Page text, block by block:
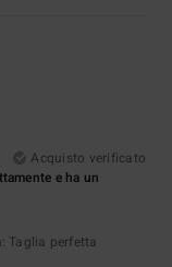
Acquisto verificato
e ha un
: Taglia perfetta